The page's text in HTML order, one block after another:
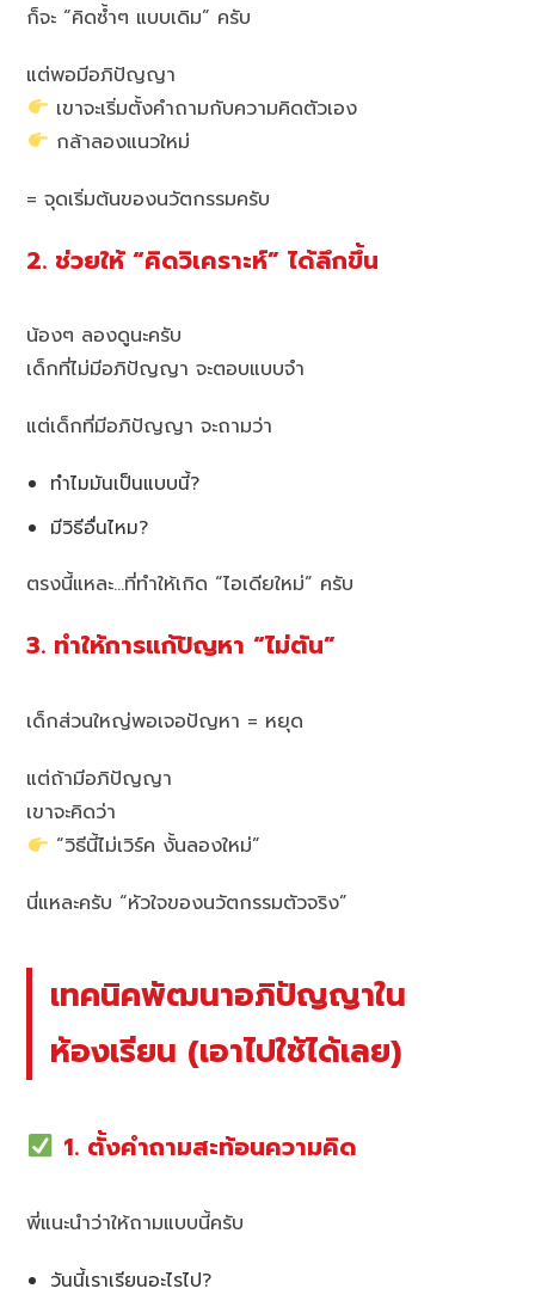
ก็จะ “คิดซ้ำๆ แบบเดิม” ครับ
แต่พอมีอภิปัญญา
เขาจะเริ่มตั้งคำถามกับความคิดตัวเอง
กล้าลองแนวใหม่
= จุดเริ่มต้นของนวัตกรรมครับ
2. ช่วยให้ “คิดวิเคราะห์” ได้ลึกขึ้น
น้องๆ ลองดูนะครับ
เด็กที่ไม่มีอภิปัญญา จะตอบแบบจำ
แต่เด็กที่มีอภิปัญญา จะถามว่า
ทำไมมันเป็นแบบนี้?
มีวิธีอื่นไหม?
ตรงนี้แหละ…ที่ทำให้เกิด “ไอเดียใหม่” ครับ
3. ทำให้การแก้ปัญหา “ไม่ตัน”
เด็กส่วนใหญ่พอเจอปัญหา = หยุด
แต่ถ้ามีอภิปัญญา
เขาจะคิดว่า
“วิธีนี้ไม่เวิร์ค งั้นลองใหม่”
นี่แหละครับ “หัวใจของนวัตกรรมตัวจริง”
เทคนิคพัฒนาอภิปัญญาใน
ห้องเรียน (เอาไปใช้ได้เลย)
1. ตั้งคำถามสะท้อนความคิด
พี่แนะนำว่าให้ถามแบบนี้ครับ
วันนี้เราเรียนอะไรไป?